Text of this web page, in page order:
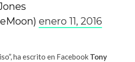
enero 11, 2016
ha escrito en Facebook Tony